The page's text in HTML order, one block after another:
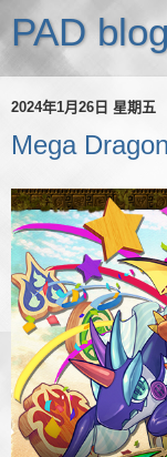
PAD
2024年1月26日 星期五
Mega